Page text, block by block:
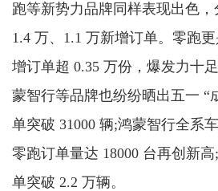
跑等新势力品牌同样表现出色，
1.4 万、1.1 万新增订单。零跑
增订单超 0.35 万份，爆发力十
蒙智行等品牌也纷纷晒出五一 “
单突破 31000 辆;鸿蒙智行全系
零跑订单量达 18000 台再创新
单突破 2.2 万辆。